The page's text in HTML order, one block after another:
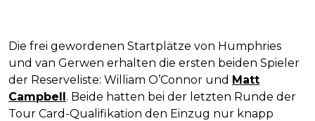
Die frei gewordenen Startplätze von Humphries
und van Gerwen erhalten die ersten beiden Spieler
der Reserveliste: William O’Connor und Matt
Campbell. Beide hatten bei der letzten Runde der
Tour Card-Qualifikation den Einzug nur knapp